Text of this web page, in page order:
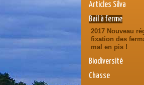
Articles Silva
Bail à ferme
2017 Nouveau
fixation des
mal en pis !
Biodiversité
Chasse